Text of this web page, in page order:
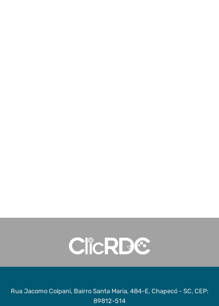
Rua Jacomo Colpani, Bairro Santa Maria, 484-E, Chapecó - SC, CEP:
89812-514